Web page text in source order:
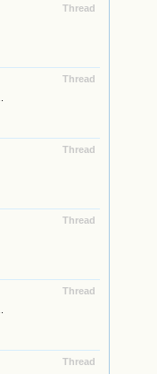
Thread
Thread
Thread
Thread
Thread
Thread